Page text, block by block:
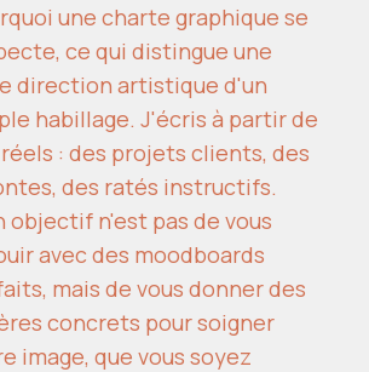
une charte graphique se
ce qui distingue une
direction artistique d'un
habillage. J'écris à partir de
: des projets clients, des
des ratés instructifs.
objectif n'est pas de vous
avec des moodboards
mais de vous donner des
concrets pour soigner
image, que vous soyez